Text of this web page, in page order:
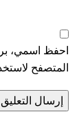
احفظ اسمي،
المتصفح